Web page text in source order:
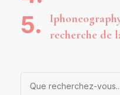
recherche de
Vous